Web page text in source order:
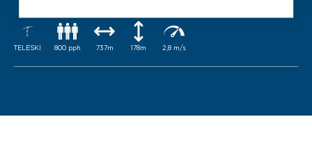
TELESKI 800 pph 737m 178m 2,8 m/s